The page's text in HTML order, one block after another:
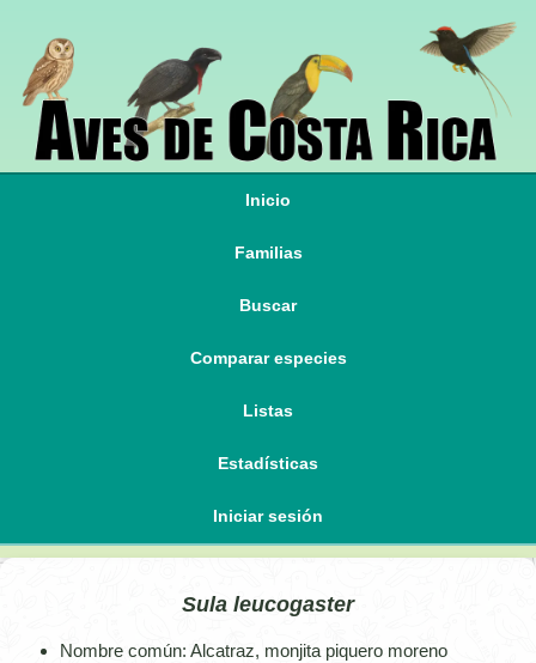
Inicio
Familias
Buscar
Comparar especies
Listas
Estadísticas
Iniciar sesión
Sula leucogaster
Nombre común: Alcatraz, monjita piquero moreno